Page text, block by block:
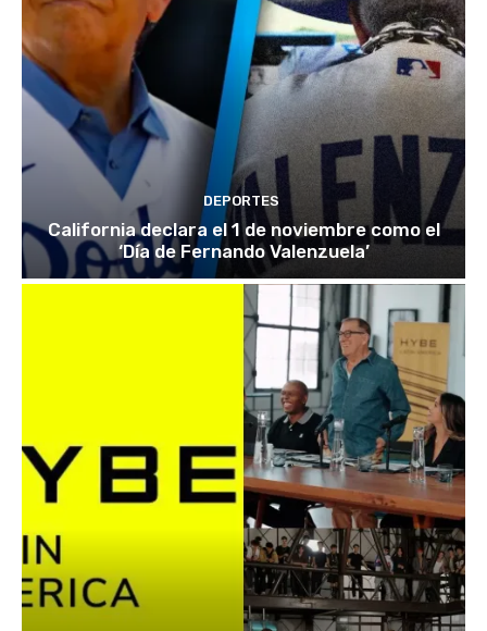
DEPORTES
California declara el 1 de noviembre como el
‘Día de Fernando Valenzuela’